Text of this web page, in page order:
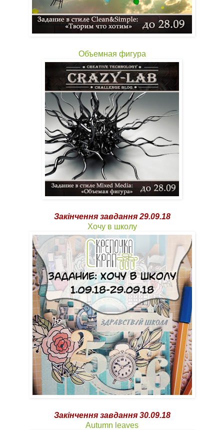
Объемная фигура
Закінчення завдання 29.09.18
Хочу в школу
Закінчення завдання 30.09.18
Autumn leaves